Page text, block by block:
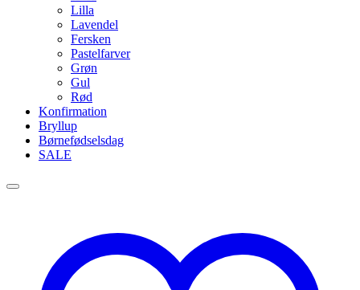
Lilla
Lavendel
Fersken
Pastelfarver
Grøn
Gul
Rød
Konfirmation
Bryllup
Børnefødselsdag
SALE